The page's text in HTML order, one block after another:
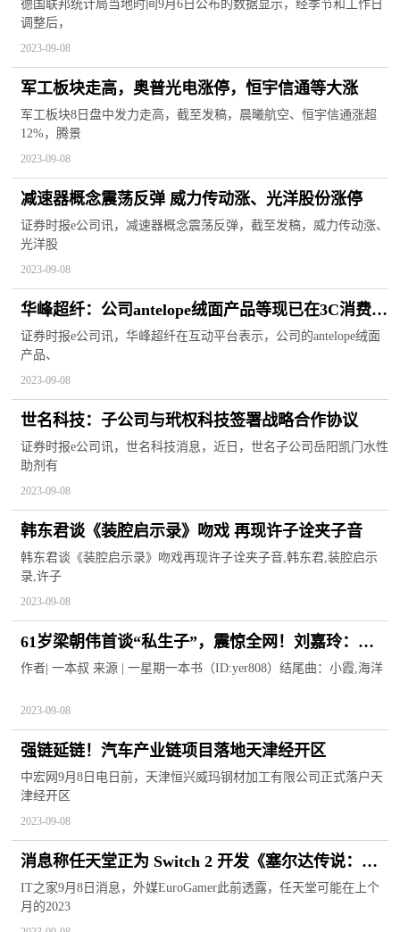
德国联邦统计局当地时间9月6日公布的数据显示，经季节和工作日
调整后，
2023-09-08
军工板块走高，奥普光电涨停，恒宇信通等大涨
军工板块8日盘中发力走高，截至发稿，晨曦航空、恒宇信通涨超
12%，腾景
2023-09-08
减速器概念震荡反弹 威力传动涨、光洋股份涨停
证券时报e公司讯，减速器概念震荡反弹，截至发稿，威力传动涨、
光洋股
2023-09-08
华峰超纤：公司antelope绒面产品等现已在3C消费电
子行业龙头客户得以应用
证券时报e公司讯，华峰超纤在互动平台表示，公司的antelope绒面
产品、
2023-09-08
世名科技：子公司与玳权科技签署战略合作协议
证券时报e公司讯，世名科技消息，近日，世名子公司岳阳凯门水性
助剂有
2023-09-08
韩东君谈《装腔启示录》吻戏 再现许子诠夹子音
韩东君谈《装腔启示录》吻戏再现许子诠夹子音,韩东君,装腔启示
录,许子
2023-09-08
61岁梁朝伟首谈“私生子”，震惊全网！刘嘉玲：从
没想过会有这一天……
作者| 一本叔 来源 | 一星期一本书（ID:yer808）结尾曲：小霞,海洋
2023-09-08
强链延链！汽车产业链项目落地天津经开区
中宏网9月8日电日前，天津恒兴威玛钢材加工有限公司正式落户天
津经开区
2023-09-08
消息称任天堂正为 Switch 2 开发《塞尔达传说：旷
野之息》增强版
IT之家9月8日消息，外媒EuroGamer此前透露，任天堂可能在上个
月的2023